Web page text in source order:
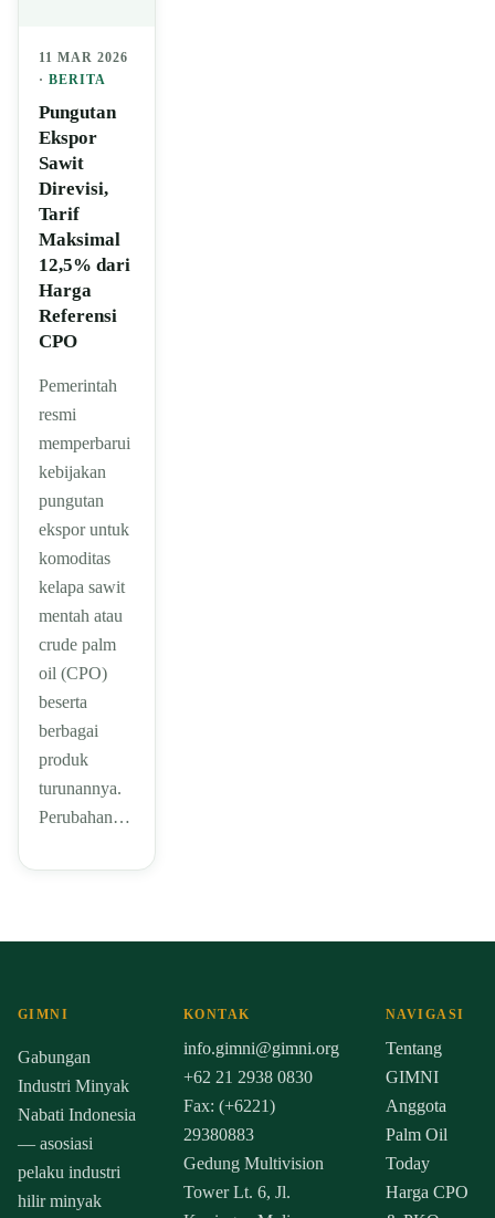
11 MAR 2026
· BERITA
Pungutan
Ekspor
Sawit
Direvisi,
Tarif
Maksimal
12,5% dari
Harga
Referensi
CPO
Pemerintah
resmi
memperbarui
kebijakan
pungutan
ekspor untuk
komoditas
kelapa sawit
mentah atau
crude palm
oil (CPO)
beserta
berbagai
produk
turunannya.
Perubahan…
GIMNI
Gabungan
Industri Minyak
Nabati Indonesia
— asosiasi
pelaku industri
hilir minyak
KONTAK
info.gimni@gimni.org
+62 21 2938 0830
Fax: (+6221)
29380883
Gedung Multivision
Tower Lt. 6, Jl.
NAVIGASI
Tentang
GIMNI
Anggota
Palm Oil
Today
Harga CPO